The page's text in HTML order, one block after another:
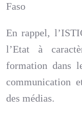
Faso
En rappel,
l’Etat à
formation dans
communication
des médias.